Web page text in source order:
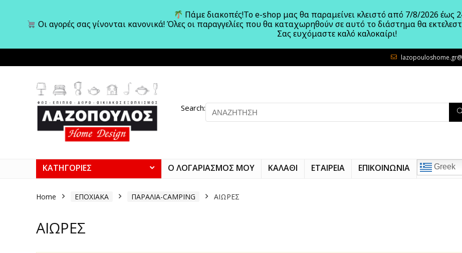
Search:
ΚΑΤΗΓΟΡΙΕΣ Ο ΛΟΓΑΡΙΑΣΜΟΣ ΜΟΥ ΚΑΛΑΘΙ ΕΤΑΙΡΕΙΑ ΕΠΙΚΟΙΝΩΝΙΑ Greek
Home ΕΠΟΧΙΑΚΑ ΠΑΡΑΛΙΑ-CAMPING ΑΙΩΡΕΣ
ΑΙΩΡΕΣ
Πάμε διακοπές!Το e-shop μας θα παραμείνει κλειστό από 7/8/2026 έως
Οι αγορές σας γίνονται κανονικά! Όλες οι παραγγελίες που θα καταχωρηθούν σε αυτό το διάστημα θα
Σας ευχόμαστε καλό καλοκαίρι!